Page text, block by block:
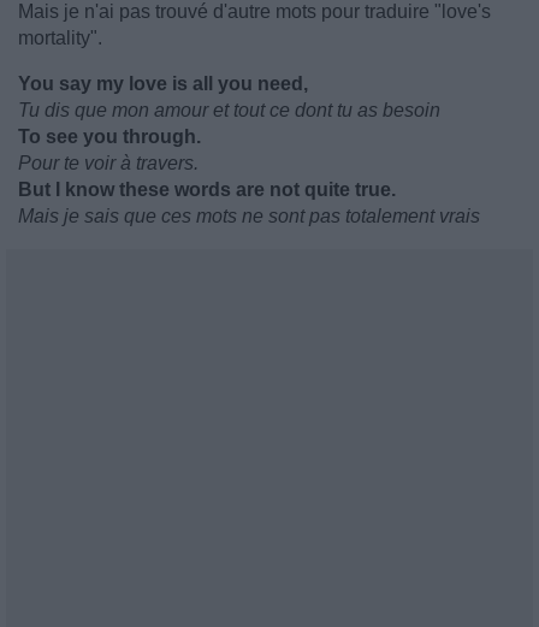
Mais je n'ai pas trouvé d'autre mots pour traduire "love's
mortality".
You say my love is all you need,
Tu dis que mon amour et tout ce dont tu as besoin
To see you through.
Pour te voir à travers.
But I know these words are not quite true.
Mais je sais que ces mots ne sont pas totalement vrais